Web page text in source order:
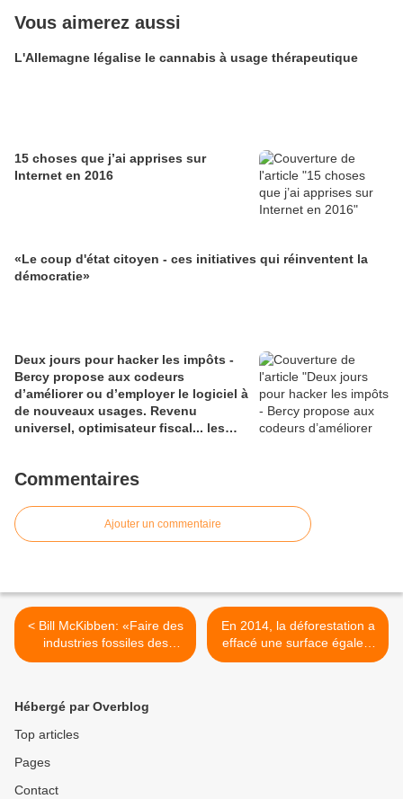
Vous aimerez aussi
L'Allemagne légalise le cannabis à usage thérapeutique
15 choses que j’ai apprises sur
Internet en 2016
«Le coup d'état citoyen - ces initiatives qui réinventent la
démocratie»
Deux jours pour hacker les impôts -
Bercy propose aux codeurs
d’améliorer ou d’employer le logiciel à
de nouveaux usages. Revenu
universel, optimisateur fiscal... les
Commentaires
Ajouter un commentaire
< Bill McKibben: «Faire des
industries fossiles des
parias» "saper le pouvoir
plus efficace que de
négocier un accord sur le
En 2014, la déforestation a
effacé une surface égale à
deux fois le Portugal >
Hébergé par Overblog
Top articles
Pages
Contact